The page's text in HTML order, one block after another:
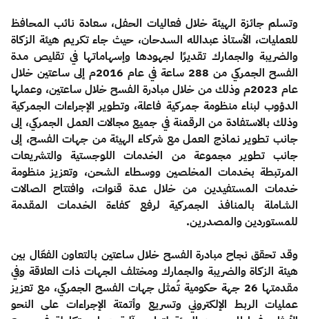
وتسلم جائزة الهيئة خلال فعاليات الحفل، سعادة نائب المحافظ
للعمليات، الأستاذ عبدالله السدحان، حيث جاء تكريم هيئة الزكاة
والضريبة والجمارك تقديرًا لجهودها وإسهاماتها في تقليص مدة
الفسح الجمركي من 288 ساعة في عام 2016م إلى ساعتين خلال
عام 2023م وذلك من خلال مبادرة الفسح خلال ساعتين، وعملها
الدؤوب لبناء منظومة جمركية فاعلة، وتطوير الإجراءات الجمركية
وذلك بالاستفادة من الرقمنة في جميع مجالات العمل الجمركي، إلى
جانب تطوير نماذج العمل مع شركاء الهيئة من جهات الفسح، إلى
جانب تطوير مجموعة من الخدمات اللوجستية والتشريعات
المرتبطة بخدمات المخلصين ووسطاء الشحن، وتعزيز منظومة
خدمات المستفيدين من خلال عدة قنوات، وافتتاح الصالات
الشاملة بالمنافذ الجمركية لرفع كفاءة الخدمات المقدمة
للمستوردينوالمصدرين.
وقد تحقق نجاح مبادرة الفسح خلال ساعتين بالتعاون الفعّال بين
هيئة الزكاة والضريبة والجمارك ومختلف الجهات ذات العلاقة وفي
مقدمتها 26 جهة حكومية تُمثل جهات الفسح الجمركي، مع تعزيز
عمليات الربط الإلكتروني وتسريع وأتمتة الإجراءات على النحو